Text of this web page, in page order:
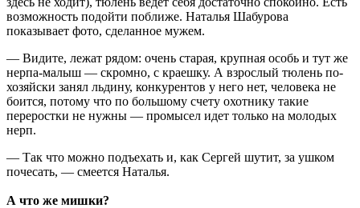
возможность подойти поближе. Наталья Шабурова
показывает фото, сделанное мужем.
— Видите, лежат рядом: очень старая, крупная особь и тут же
нерпа-малыш — скромно, с краешку. А взрослый тюлень по-
хозяйски занял льдину, конкурентов у него нет, человека не
боится, потому что по большому счету охотнику такие
переростки не нужны — промысел идет только на молодых
нерп.
— Так что можно подъехать и, как Сергей шутит, за ушком
почесать, — смеется Наталья.
А что же мишки?